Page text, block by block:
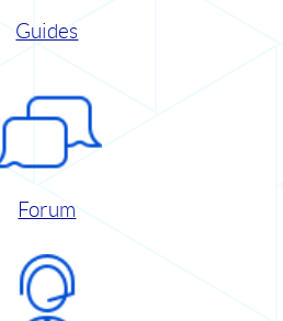
Guides
Forum